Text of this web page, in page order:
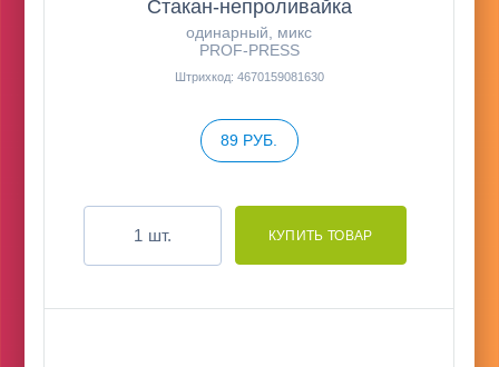
Стакан-непроливайка
одинарный, микс
PROF-PRESS
Штрихкод: 4670159081630
89 РУБ.
шт.